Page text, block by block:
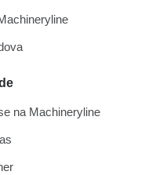
na Machineryline